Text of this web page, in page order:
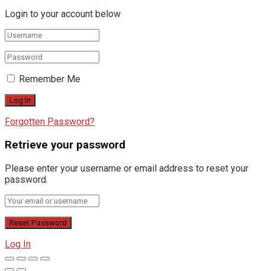
Login to your account below
Remember Me
Forgotten Password?
Retrieve your password
Please enter your username or email address to reset your
password.
Log In